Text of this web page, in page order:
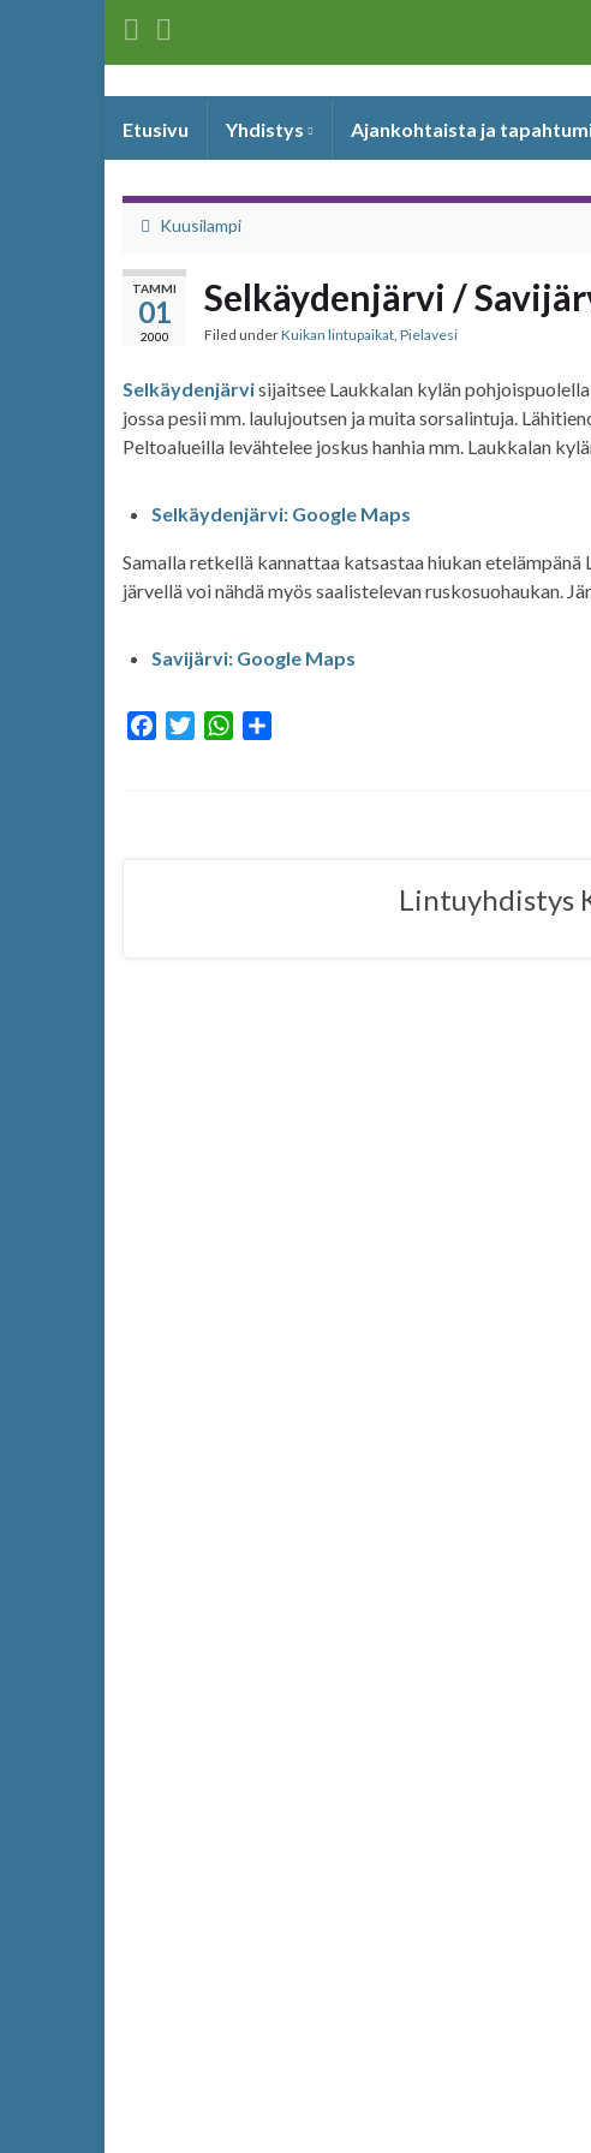
Etusivu Yhdistys Ajankohtaista ja
Kuusilampi
TAMMI
01
2000
Selkäydenjärvi /
Filed underKuikan lintupaikat, Pielavesi
Selkäydenjärvisijaitsee Laukkalan kylän
jossa pesii mm. laulujoutsen ja muita sorsalintuja.
Peltoalueilla levähtelee joskus hanhia mm. Laukkalan
Selkäydenjärvi: Google Maps
Samalla retkellä kannattaa katsastaa hiukan etelämpänä
järvellä voi nähdä myös saalistelevan ruskosuohaukan.
Savijärvi: Google Maps
W
Lintuyhdistys